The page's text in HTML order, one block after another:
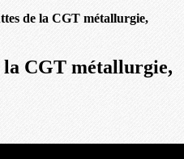
de la CGT métallurgie,
la CGT métallurgie,